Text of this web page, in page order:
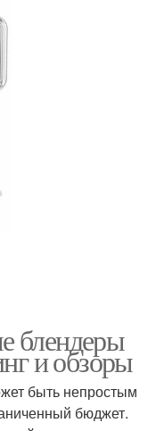
блендеры
и обзоры
быть непростым
бюджет.